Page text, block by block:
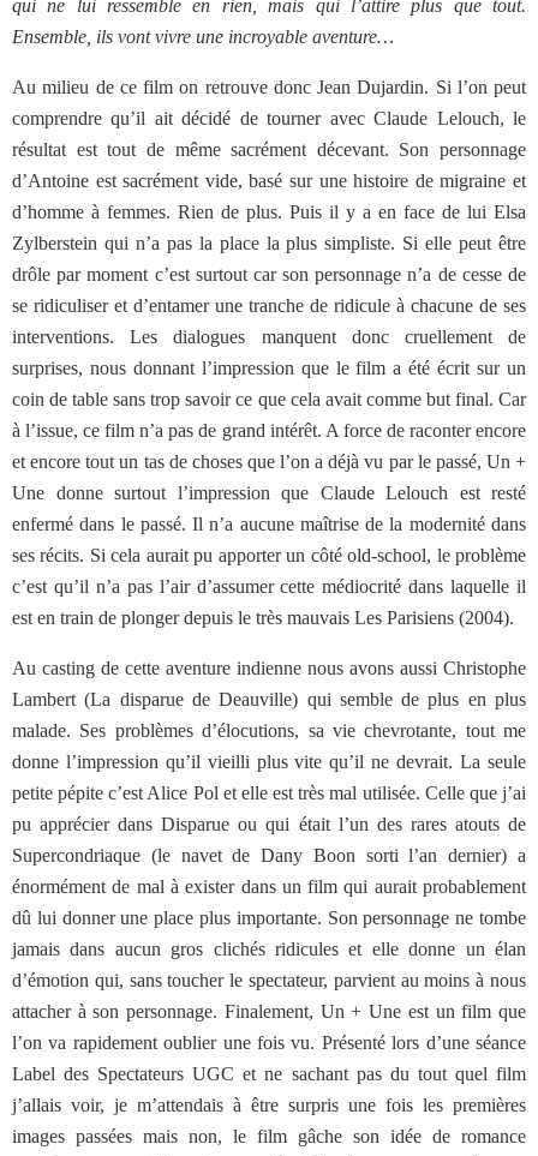
qui ne lui ressemble en rien, mais qui l’attire plus que tout.
Ensemble, ils vont vivre une incroyable aventure…
Au milieu de ce film on retrouve donc Jean Dujardin. Si l’on peut
comprendre qu’il ait décidé de tourner avec Claude Lelouch, le
résultat est tout de même sacrément décevant. Son personnage
d’Antoine est sacrément vide, basé sur une histoire de migraine et
d’homme à femmes. Rien de plus. Puis il y a en face de lui Elsa
Zylberstein qui n’a pas la place la plus simpliste. Si elle peut être
drôle par moment c’est surtout car son personnage n’a de cesse de
se ridiculiser et d’entamer une tranche de ridicule à chacune de ses
interventions. Les dialogues manquent donc cruellement de
surprises, nous donnant l’impression que le film a été écrit sur un
coin de table sans trop savoir ce que cela avait comme but final. Car
à l’issue, ce film n’a pas de grand intérêt. A force de raconter encore
et encore tout un tas de choses que l’on a déjà vu par le passé, Un +
Une donne surtout l’impression que Claude Lelouch est resté
enfermé dans le passé. Il n’a aucune maîtrise de la modernité dans
ses récits. Si cela aurait pu apporter un côté old-school, le problème
c’est qu’il n’a pas l’air d’assumer cette médiocrité dans laquelle il
est en train de plonger depuis le très mauvais Les Parisiens (2004).
Au casting de cette aventure indienne nous avons aussi Christophe
Lambert (La disparue de Deauville) qui semble de plus en plus
malade. Ses problèmes d’élocutions, sa vie chevrotante, tout me
donne l’impression qu’il vieilli plus vite qu’il ne devrait. La seule
petite pépite c’est Alice Pol et elle est très mal utilisée. Celle que j’ai
pu apprécier dans Disparue ou qui était l’un des rares atouts de
Supercondriaque (le navet de Dany Boon sorti l’an dernier) a
énormément de mal à exister dans un film qui aurait probablement
dû lui donner une place plus importante. Son personnage ne tombe
jamais dans aucun gros clichés ridicules et elle donne un élan
d’émotion qui, sans toucher le spectateur, parvient au moins à nous
attacher à son personnage. Finalement, Un + Une est un film que
l’on va rapidement oublier une fois vu. Présenté lors d’une séance
Label des Spectateurs UGC et ne sachant pas du tout quel film
j’allais voir, je m’attendais à être surpris une fois les premières
images passées mais non, le film gâche son idée de romance